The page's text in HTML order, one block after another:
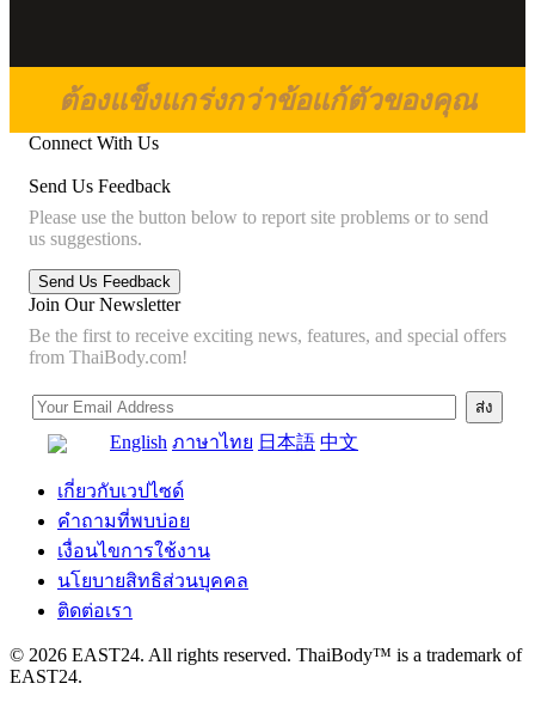
ต้องแข็งแกร่งกว่าข้อแก้ตัวของคุณ
Connect With Us
Send Us Feedback
Please use the button below to report site problems or to send
us suggestions.
Join Our Newsletter
Be the first to receive exciting news, features, and special offers
from ThaiBody.com!
English ภาษาไทย 日本語 中文
เกี่ยวกับเวปไซด์
คำถามที่พบบ่อย
เงื่อนไขการใช้งาน
นโยบายสิทธิส่วนบุคคล
ติดต่อเรา
© 2026 EAST24. All rights reserved. ThaiBody™ is a trademark of
EAST24.